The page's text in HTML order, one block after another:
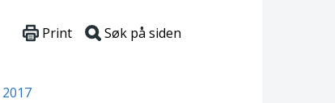
2017
Print Søk på siden